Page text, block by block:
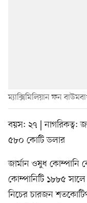
ম্যাক্সিমিলিয়ান ফন
বয়স: ২৭ | নাগরিকত্ব:
৫৮০ কোটি ডলার
জার্মান ওষুধ কোম্পানি
কোম্পানিটি ১৮৮৫
নিচের চারজন